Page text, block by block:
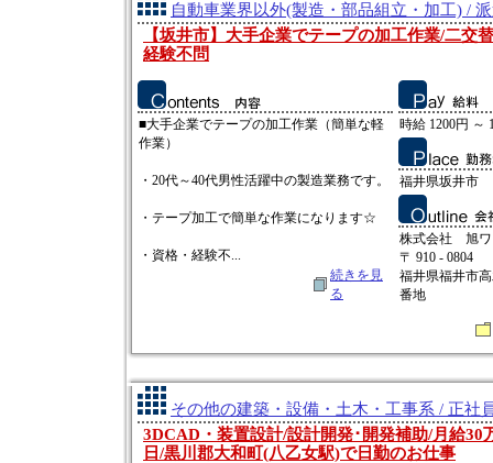
自動車業界以外(製造・部品組立・加工) /
【坂井市】大手企業でテープの加工作業/二交
経験不問
■大手企業でテープの加工作業（簡単な軽
作業）
・20代～40代男性活躍中の製造業務です。
・テープ加工で簡単な作業になります☆
・資格・経験不...
続きを見
る
時給 1200円 ～
福井県坂井市
株式会社 旭ワ
〒 910 - 0804
福井県福井市
番地
その他の建築・設備・土木・工事系 / 正社
3DCAD・装置設計/設計開発･開発補助/月給30
日/黒川郡大和町(八乙女駅)で日勤のお仕事